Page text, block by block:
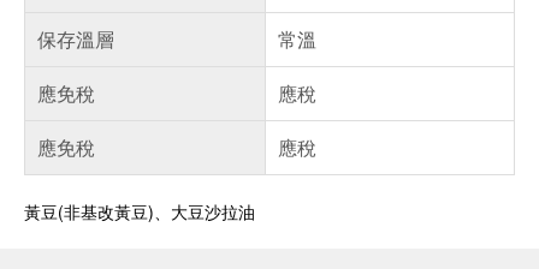
保存溫層
常溫
應免稅
應稅
應免稅
應稅
黃豆(非基改黃豆)、大豆沙拉油